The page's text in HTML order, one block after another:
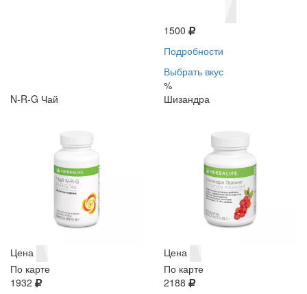
1500
Подробности
Выбрать вкус
%
N-R-G Чай
Цена
По карте
1932
Шизандра
Цена
По карте
2188